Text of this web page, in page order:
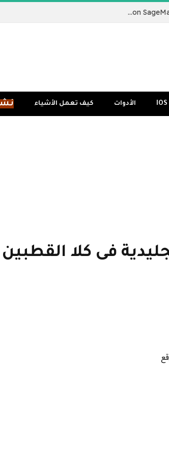
نقدم لكم Hugging Face LLM Inference Container لـ Amazon SageMaker
IOS الأدوات كيف تعمل الأشياء
فى كلا